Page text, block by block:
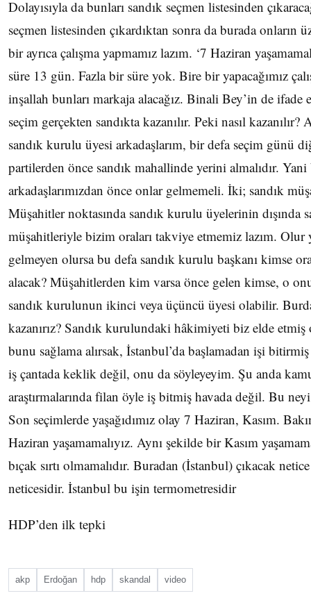
Dolayısıyla da bunları sandık seçmen listesinden
seçmen listesinden çıkardıktan sonra da burada onların
bir ayrıca çalışma yapmamız lazım. ‘7 Haziran
süre 13 gün. Fazla bir süre yok. Bire bir yapacağımız
inşallah bunları markaja alacağız. Binali Bey’in de
seçim gerçekten sandıkta kazanılır. Peki nasıl kazanılır?
sandık kurulu üyesi arkadaşlarım, bir defa seçim günü
partilerden önce sandık mahallinde yerini almalıdır.
arkadaşlarımızdan önce onlar gelmemeli. İki; sandık
Müşahitler noktasında sandık kurulu üyelerinin dışında
müşahitleriyle bizim oraları takviye etmemiz lazım. Olur
gelmeyen olursa bu defa sandık kurulu başkanı kimse
alacak? Müşahitlerden kim varsa önce gelen kimse, o
sandık kurulunun ikinci veya üçüncü üyesi olabilir.
kazanırız? Sandık kurulundaki hâkimiyeti biz elde
bunu sağlama alırsak, İstanbul’da başlamadan işi
iş çantada keklik değil, onu da söyleyeyim. Şu anda
araştırmalarında filan öyle iş bitmiş havada değil. Bu
Son seçimlerde yaşağıdımız olay 7 Haziran, Kasım.
Haziran yaşamamalıyız. Aynı şekilde bir Kasım
bıçak sırtı olmamalıdır. Buradan (İstanbul) çıkacak
neticesidir. İstanbul bu işin termometresidir
HDP’den ilk tepki
akp Erdoğan hdp skandal video